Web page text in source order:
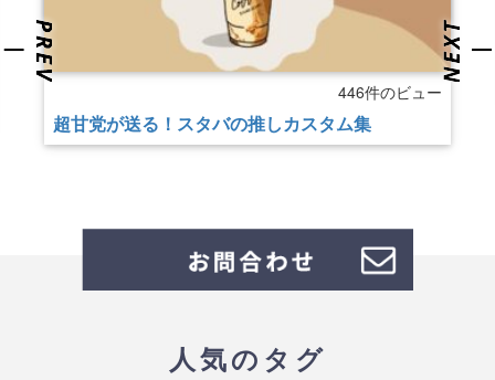
446件のビュー
超甘党が送る！スタバの推しカスタム集
人気のタグ